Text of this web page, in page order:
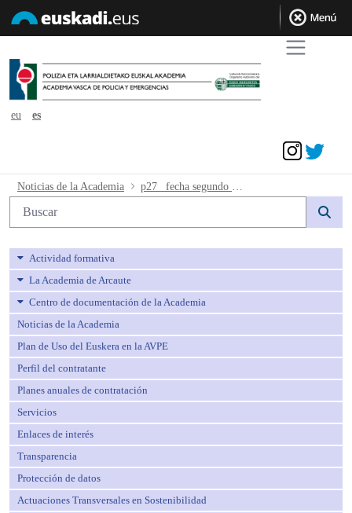
eu
es
p27_ fecha segundo y tercer examen -
Noticias de la Academia
Búsqueda web
Actividad formativa
La Academia de Arcaute
Centro de documentación de la Academia
Noticias de la Academia
Plan de Uso del Euskera en la AVPE
Perfil del contratante
Planes anuales de contratación
Servicios
Enlaces de interés
Transparencia
Protección de datos
Actuaciones Transversales en Sostenibilidad